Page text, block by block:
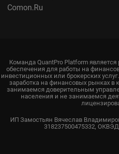
Comon.Ru
Команда QuantPro Platform
обеспечения для работы на
инвестиционных или брокерских
заработка на финансовых рынках в
занимаемся доверительным
населения и не занимаемся
ИП Замостьян Вячеслав
318237500475332,